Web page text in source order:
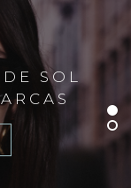
SOL